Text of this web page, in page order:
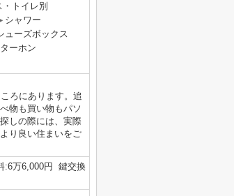
・トイレ別
シャワー
ューズボックス
ーホン
ろにあります。追
物も買い物もパソ
しの際には、実際
り良い住まいをご
:6万6,000円 鍵交換